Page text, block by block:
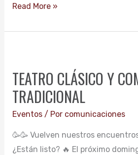
Read More »
TEATRO CLÁSICO Y
TRADICIONAL
Eventos/ Por comunicaciones
🥳🥳 Vuelven nuestros
¿Están listo? 🔥 El próximo
COMIDA
TRADICIONAL